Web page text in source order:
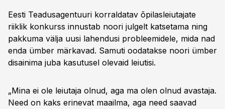
Eesti Teadusagentuuri korraldatav õpilasleiutajate
riiklik konkurss innustab noori julgelt katsetama ning
pakkuma välja uusi lahendusi probleemidele, mida nad
enda ümber märkavad. Samuti oodatakse noori ümber
disainima juba kasutusel olevaid leiutisi.
„Mina ei ole leiutaja olnud, aga ma olen olnud avastaja.
Need on kaks erinevat maailma, aga need saavad